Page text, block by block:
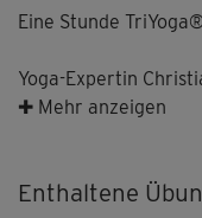
Eine Stunde
Yoga-Expertin
Presenterinnen ein
✚ Mehr anzeigen
Enthaltene